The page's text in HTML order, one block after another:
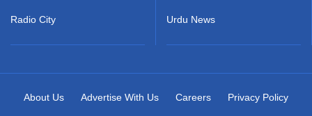
Radio City Urdu News
About Us Advertise With Us Careers Privacy Policy